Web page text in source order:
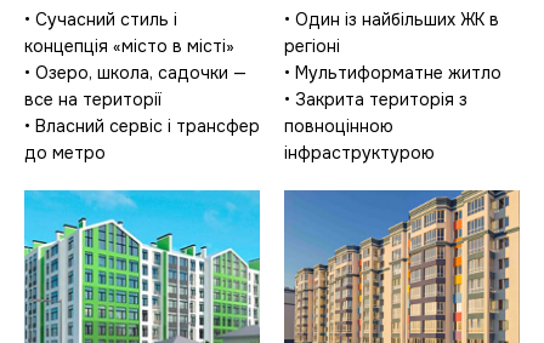
• Сучасний стиль і
концепція «місто в місті»
• Озеро, школа, садочки —
все на території
• Власний сервіс і трансфер
до метро
• Один із найбільших ЖК в
регіоні
• Мультиформатне житло
• Закрита територія з
повноцінною
інфраструктурою